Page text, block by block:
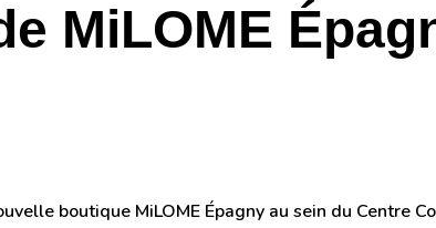
MiLOME
boutique MiLOME Épagny au sein du Centre